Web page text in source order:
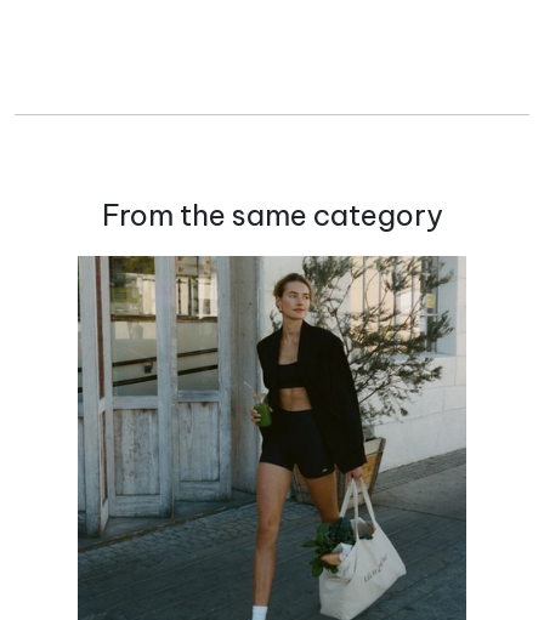
From the same category